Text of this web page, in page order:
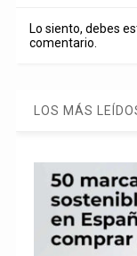
Lo siento, debes
comentario.
LOS MÁS